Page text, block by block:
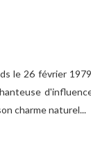
le 26 février
charme naturel...